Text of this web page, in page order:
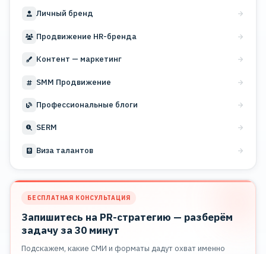
Личный бренд
Продвижение HR-бренда
Контент — маркетинг
SMM Продвижение
Профессиональные блоги
SERM
Виза талантов
БЕСПЛАТНАЯ КОНСУЛЬТАЦИЯ
Запишитесь на PR-стратегию — разберём
задачу за 30 минут
Подскажем, какие СМИ и форматы дадут охват именно